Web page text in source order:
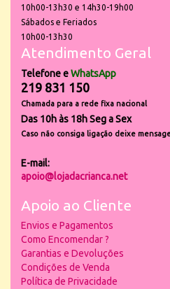
10h00-13h30 e 14h30-19h00
Sábados e Feriados
10h00-13h30
Atendimento Geral
Telefone eWhatsApp
219 831 150
Chamada para a rede fixa nacional
Das 10h às 18h Seg a Sex
Caso não consiga ligação deixe
E-mail:
apoio@lojadacrianca.net
Apoio ao Cliente
Envios e Pagamentos
Como Encomendar ?
Garantias e Devoluções
Condições de Venda
Política de Privacidade